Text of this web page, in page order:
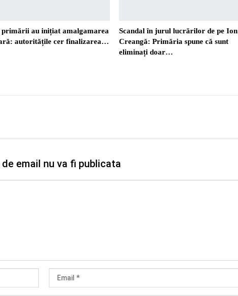
primării au inițiat amalgamarea
autoritățile cer finalizarea…
Scandal în jurul lucrărilor de pe Ion
Creangă: Primăria spune că sunt
eliminați doar…
email nu va fi publicata